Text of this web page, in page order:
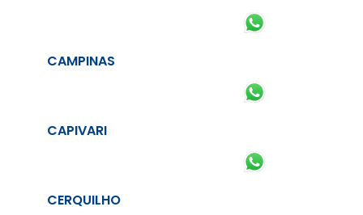
CAMPINAS
CAPIVARI
CERQUILHO